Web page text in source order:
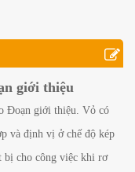
giới thiệu
Đoạn giới thiệu. Vỏ có
và định vị ở chế độ kép
bị cho công việc khi rơ